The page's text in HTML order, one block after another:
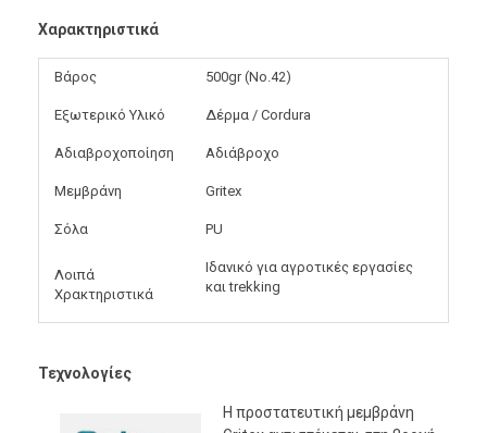
Χαρακτηριστικά
Βάρος 500gr (No.42)
Εξωτερικό Υλικό Δέρμα / Cordura
Αδιαβροχοποίηση Αδιάβροχο
Μεμβράνη Gritex
Σόλα PU
Λοιπά
Χρακτηριστικά
Ιδανικό για αγροτικές εργασίες
και trekking
Τεχνολογίες
Η προστατευτική μεμβράνη